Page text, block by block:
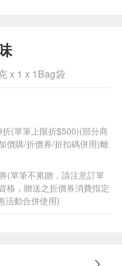
x 1 x 1Bag袋
(單筆上限折$500)(部分商
價購/折價券/折扣碼併用)離
(單筆不累贈，請注意訂單
格，贈送之折價券消費指定
活動合併使用)